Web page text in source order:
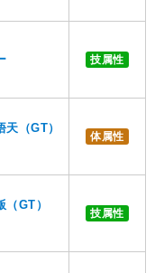
技属性
天（GT）
体属性
（GT）
技属性